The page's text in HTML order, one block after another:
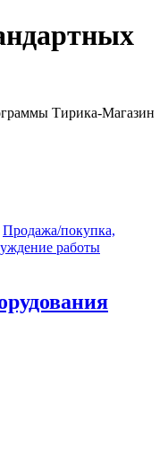
Тирика-Магазин
Продажа/покупка,
работы